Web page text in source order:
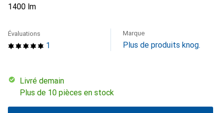
1400 lm
1
Évaluations Marque
Plus de produits knog.
Livré demain
Plus de 10 pièces en stock